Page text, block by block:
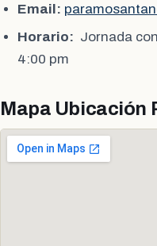
Email:
Horario: Jornada
4:00 pm
Mapa Ubicación